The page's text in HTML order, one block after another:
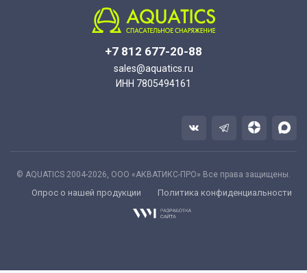
+7 812 677-20-88
sales@aquatics.ru
ИНН 7805494161
© AQUATICS 2004-2026, ООО «АКВАТИКС-ПРО» Все права защищены.
Опрос о нашей продукции Политика конфиденциальности